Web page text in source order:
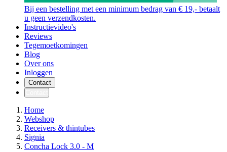
Bij een bestelling met een minimum bedrag van € 19,- betaalt
u geen verzendkosten.
Instructievideo's
Reviews
Tegemoetkomingen
Blog
Over ons
Inloggen
Contact
Home
Webshop
Receivers & thintubes
Signia
Concha Lock 3.0 - M